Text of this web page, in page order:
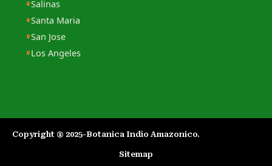
Salinas
Santa Maria
San Jose
Los Angeles
Copyright ® 2025-Botanica Indio Amazonico.​
Sitemap